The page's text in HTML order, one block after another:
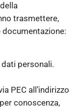
trasmettere,
documentazione:
personali.
PEC all’indirizzo
conoscenza,